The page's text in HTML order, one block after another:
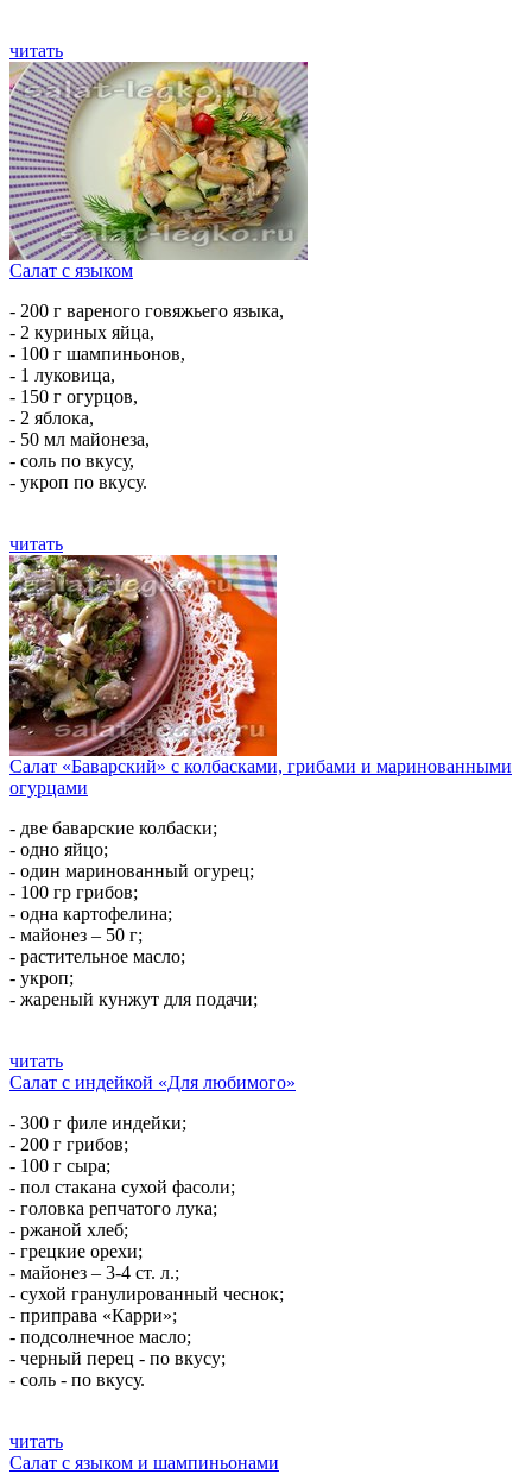
читать
Салат с языком
- 200 г вареного говяжьего языка,
- 2 куриных яйца,
- 100 г шампиньонов,
- 1 луковица,
- 150 г огурцов,
- 2 яблока,
- 50 мл майонеза,
- соль по вкусу,
- укроп по вкусу.
читать
Салат «Баварский» с колбасками, грибами и маринованными
огурцами
- две баварские колбаски;
- одно яйцо;
- один маринованный огурец;
- 100 гр грибов;
- одна картофелина;
- майонез – 50 г;
- растительное масло;
- укроп;
- жареный кунжут для подачи;
читать
Салат с индейкой «Для любимого»
- 300 г филе индейки;
- 200 г грибов;
- 100 г сыра;
- пол стакана сухой фасоли;
- головка репчатого лука;
- ржаной хлеб;
- грецкие орехи;
- майонез – 3-4 ст. л.;
- сухой гранулированный чеснок;
- приправа «Карри»;
- подсолнечное масло;
- черный перец - по вкусу;
- соль - по вкусу.
читать
Салат с языком и шампиньонами